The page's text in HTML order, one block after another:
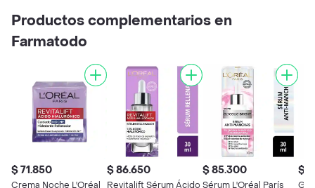
Productos complementarios en
Farmatodo
$ 71.850
Crema Noche L'Oréal
$ 86.650
Revitalift Sérum Ácido
$ 85.300
Sérum L'Oréal París
$